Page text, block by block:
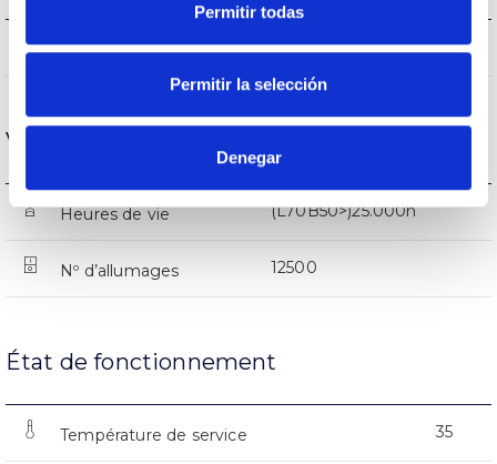
Permitir todas
Permitir la selección
Denegar
Flux (lm) 1521lm
Vie
Heures de vie (L70B50>)25.000h
Nº d’allumages 12500
État de fonctionnement
Température de service 35